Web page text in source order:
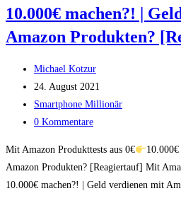
ALLEN
meinen
Kursen
10.000€ machen?! |
Amazon Produkten?
Beitrags-
Autor:
Michael Kotzur
Beitrag
veröffentlicht:
24. August 2021
Beitrags-
Kategorie:
Smartphone Millionär
Beitrags-
0 Kommentare
Mit Amazon Produkttests aus 0€
Amazon Produkten? [Reagiertauf] Mit
10.000€ machen?! | Geld verdienen mit